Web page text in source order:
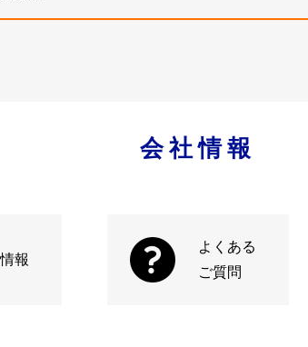
会社情報
報
よくある
ご質問